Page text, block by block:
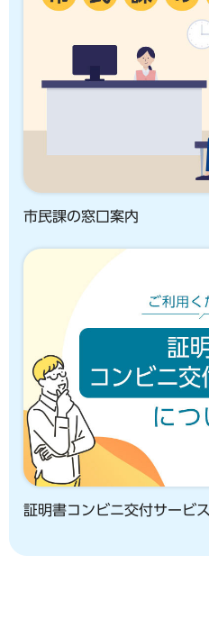
市民課の窓口案内
証明書コンビニ交付サービス